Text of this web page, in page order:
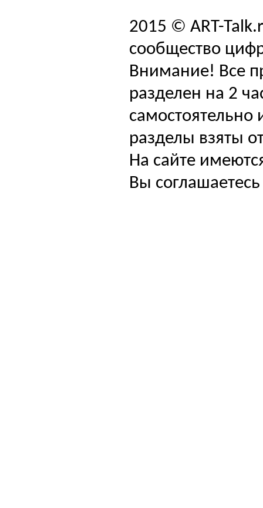
2015 © ART-
сообщество
Внимание! Все
разделен на 2
самостоятельно
разделы взяты
На сайте
Вы